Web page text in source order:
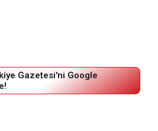
Gazetesi'ni Google